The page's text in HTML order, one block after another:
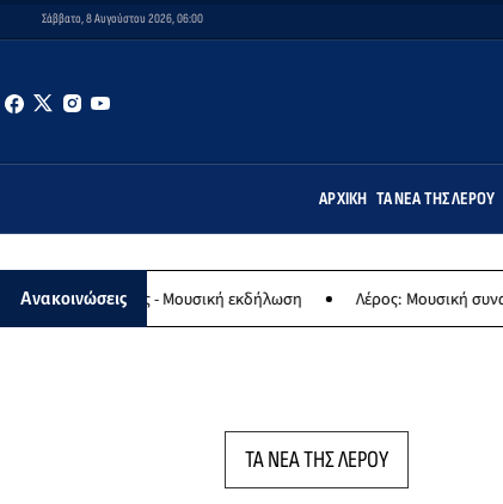
Σάββατο, 8 Αυγούστου 2026, 06:00
ΑΡΧΙΚΉ ΤΑ ΝΈΑ ΤΗΣ ΛΈΡΟΥ
Ανακοινώσεις
- Μουσική εκδήλωση Λέρος: Μουσική συναυλία των
ΤΑ ΝΕΑ ΤΗΣ ΛΕΡΟΥ